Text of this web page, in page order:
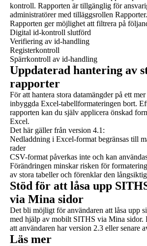
kontroll. Rapporten är tillgänglig för
administratörer med tilläggsrollen Rapporter.
Rapporten ger möjlighet att filtrera på
Digital id-kontroll slutförd
Verifiering av id-handling
Registerkontroll
Spärrkontroll av id-handling
Uppdaterad hantering av
rapporter
För att hantera stora datamängder på ett
inbyggda Excel-tabellformateringen bort.
rapporten kan du själv applicera önskad
Excel.
Det här gäller från version 4.1:
Nedladdning i Excel-format begränsas till
rader
CSV-format påverkas inte och kan
Förändringen minskar risken för
av stora tabeller och förenklar den
Stöd för att låsa upp
via Mina sidor
Det bli möjligt för användaren att låsa upp
med hjälp av mobilt SITHS via Mina sidor.
att användaren har version 2.3 eller senare
Läs mer